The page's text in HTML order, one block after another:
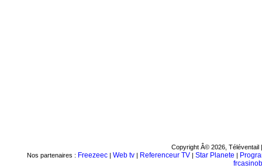
Copyright Â© 2026, Téléventail
Nos partenaires : Freezeec| Web tv| Referenceur TV| Star Planete |